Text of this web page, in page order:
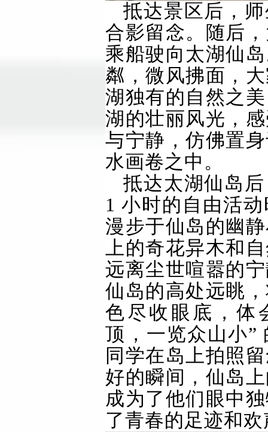
抵达景区后，
合影留念。随后
乘船驶向太湖仙
粼，微风拂面，
湖独有的自然之
湖的壮丽风光，
与宁静，仿佛置
水画卷之中。
抵达太湖仙岛
1 小时的自由活
漫步于仙岛的幽
上的奇花异木和
远离尘世喧嚣的
仙岛的高处远眺
色尽收眼底，体
顶，一览众山小”
同学在岛上拍照
好的瞬间，仙岛
成为了他们眼中
了青春的足迹和